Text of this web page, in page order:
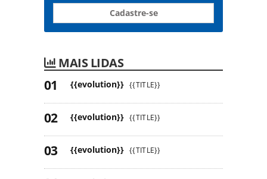
Cadastre-se
MAIS LIDAS
{{evolution}} {{TITLE}}
{{evolution}} {{TITLE}}
{{evolution}} {{TITLE}}